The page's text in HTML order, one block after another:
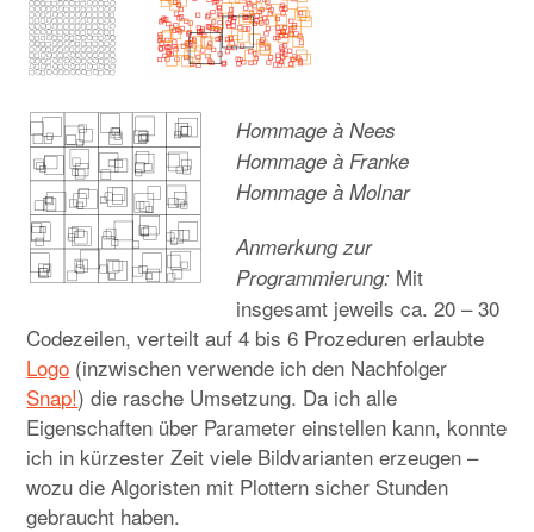
Hommage à Nees
Hommage à Franke
Hommage à Molnar
Anmerkung zur
Programmierung:Mit
insgesamt jeweils ca. 20 – 30
Codezeilen, verteilt auf 4 bis 6 Prozeduren erlaubte
Logo (inzwischen verwende ich den Nachfolger
Snap!) die rasche Umsetzung. Da ich alle
Eigenschaften über Parameter einstellen kann, konnte
ich in kürzester Zeit viele Bildvarianten erzeugen –
wozu die Algoristen mit Plottern sicher Stunden
gebraucht haben.